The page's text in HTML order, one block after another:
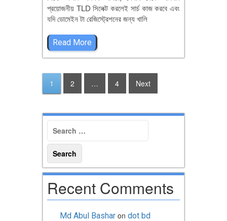
প্রয়োজনীয় TLD সিলেক্ট করলেই সার্চ কাজ করবে এবং
যদি ডোমেইন টা রেজিস্ট্রেশনের জন্য খালি
Read More
1 2 … 4 Next
Recent Comments
Md Abul Bashar on dot bd